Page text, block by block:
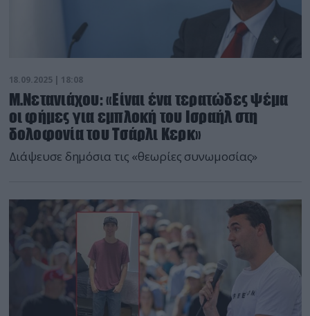
18.09.2025 | 18:08
M.Νετανιάχου: «Είναι ένα τερατώδες ψέμα
οι φήμες για εμπλοκή του Ισραήλ στη
δολοφονία του Τσάρλι Κερκ»
Διάψευσε δημόσια τις «θεωρίες συνωμοσίας»